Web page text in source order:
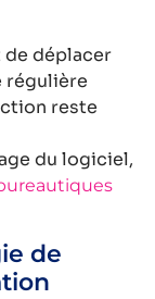
de déplacer
régulière
reste
du logiciel,
de